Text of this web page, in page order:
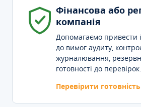
Фінансова або
компанія
Допомагаємо привести
до вимог аудиту,
журналювання,
готовності до перевірок.
Перевірити готовність